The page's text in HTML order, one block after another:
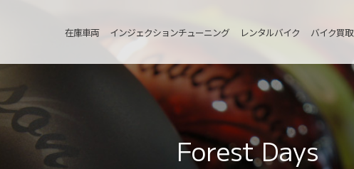
在庫車両 インジェクションチューニング レンタルバイク バイク買取
Forest Days